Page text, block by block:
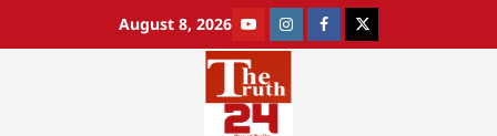
August 8, 2026